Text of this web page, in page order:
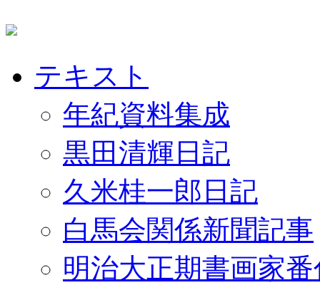
テキスト
年紀資料集成
黒田清輝日記
久米桂一郎日記
白馬会関係新聞記事
明治大正期書画家